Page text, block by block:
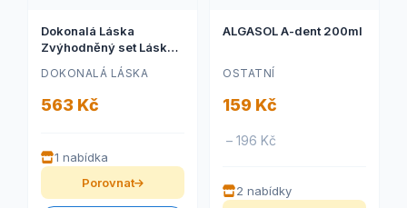
Dokonalá Láska
Zvýhodněný set Láska
01 a Láska B20 - Zuby a
dásně - Posílená péče S
DOKONALÁ LÁSKA
563 Kč
1 nabídka
Porovnat
ALGASOL A-dent 200ml
OSTATNÍ
159 Kč
– 196 Kč
2 nabídky